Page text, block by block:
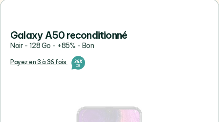
Galaxy A50 reconditionné
Noir - 128 Go - +85% - Bon
Payez en 3 à 36 fois